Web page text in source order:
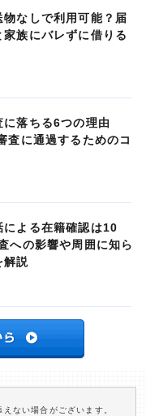
物なしで利用可能？届
族にバレずに借りる
に落ちる6つの理由
査に通過するためのコ
による在籍確認は10
への影響や周囲に知ら
解説
ない場合がございます。